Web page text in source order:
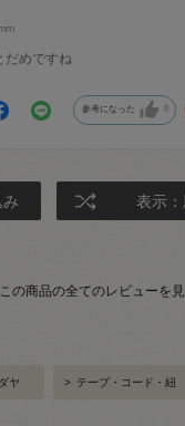
だめですね
参考になった 0
表示
この商品の全てのレビューを
ヤ > テープ・コード・紐